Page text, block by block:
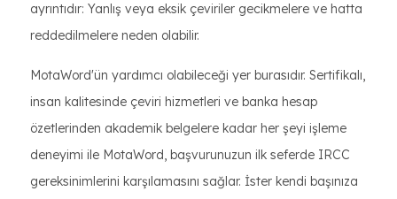
ayrıntıdır: Yanlış veya eksik çeviriler gecikmelere ve hatta
reddedilmelere neden olabilir.
MotaWord'ün yardımcı olabileceği yer burasıdır. Sertifikalı,
insan kalitesinde çeviri hizmetleri ve banka hesap
özetlerinden akademik belgelere kadar her şeyi işleme
deneyimi ile MotaWord, başvurunuzun ilk seferde IRCC
gereksinimlerini karşılamasını sağlar. İster kendi başınıza